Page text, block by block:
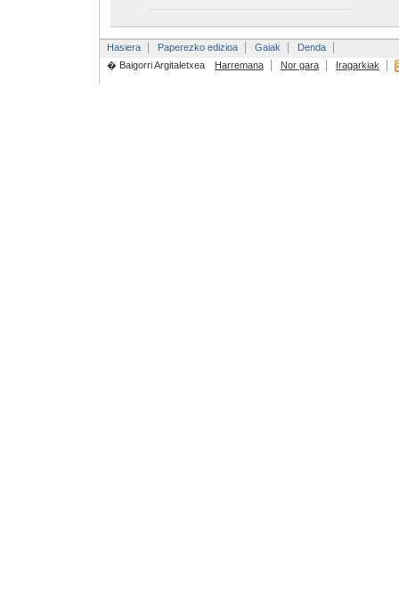
Hasiera Paperezko edizioa Gaiak
Denda
� Baigorri Argitaletxea
Harremana Nor gara Iragarkiak